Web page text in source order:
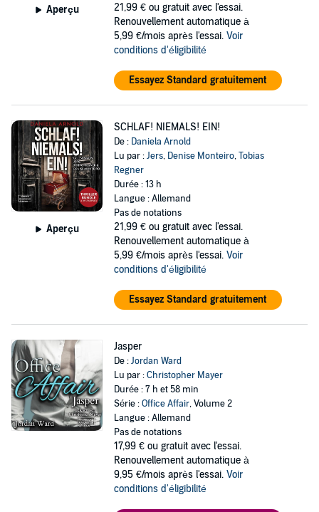
Aperçu 21,99 € ou gratuit avec l'essai.
Renouvellement automatique à
5,99 €/mois après l'essai. Voir
conditions d'éligibilité
Essayez Standard gratuitement
Aperçu
SCHLAF! NIEMALS! EIN!
De : Daniela Arnold
Lu par :Jers, Denise Monteiro,Tobias
Regner
Durée : 13 h
Langue : Allemand
Pas de notations
21,99 € ou gratuit avec l'essai.
Renouvellement automatique à
5,99 €/mois après l'essai. Voir
conditions d'éligibilité
Essayez Standard gratuitement
Jasper
De :Jordan Ward
Lu par :Christopher Mayer
Durée : 7 h et 58 min
Série :Office Affair, Volume 2
Langue : Allemand
Pas de notations
17,99 € ou gratuit avec l'essai.
Renouvellement automatique à
9,95 €/mois après l'essai. Voir
conditions d'éligibilité